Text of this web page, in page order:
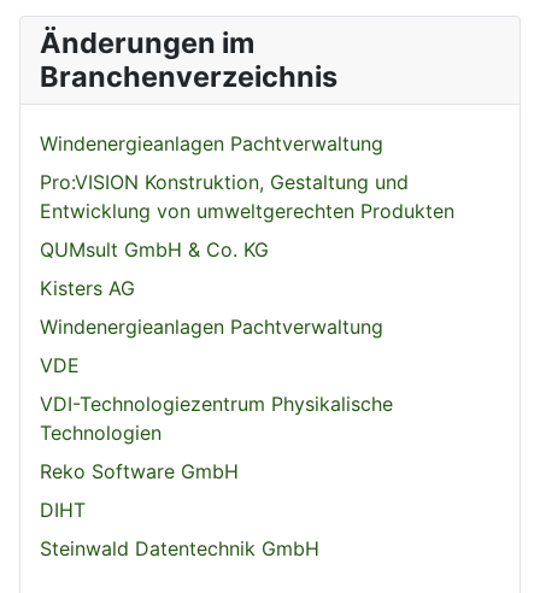
Änderungen im
Branchenverzeichnis
Windenergieanlagen Pachtverwaltung
Pro:VISION Konstruktion, Gestaltung und
Entwicklung von umweltgerechten Produkten
QUMsult GmbH & Co. KG
Kisters AG
Windenergieanlagen Pachtverwaltung
VDE
VDI-Technologiezentrum Physikalische
Technologien
Reko Software GmbH
DIHT
Steinwald Datentechnik GmbH